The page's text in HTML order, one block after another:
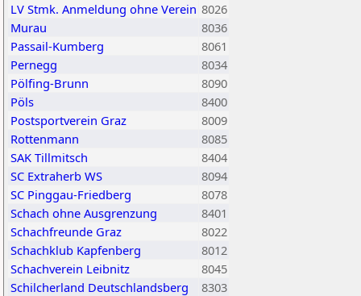
LV Stmk. Anmeldung ohne Verein 8026
Murau
8036
Passail-Kumberg
8061
Pernegg
8034
Pölfing-Brunn
8090
Pöls
8400
Postsportverein Graz
8009
Rottenmann
8085
SAK Tillmitsch
8404
SC Extraherb WS
8094
SC Pinggau-Friedberg
8078
Schach ohne Ausgrenzung
8401
Schachfreunde Graz
8022
Schachklub Kapfenberg
8012
Schachverein Leibnitz
8045
Schilcherland Deutschlandsberg
8303